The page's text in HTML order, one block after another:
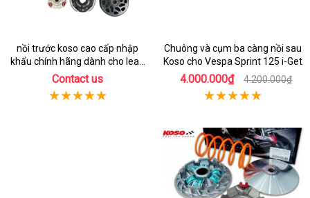
nồi trước koso cao cấp nhập
khẩu chính hãng dành cho lead
125
Contact us
Chuông và cụm ba càng nồi sau
Koso cho Vespa Sprint 125 i-Get
4.000.000₫ 4.200.000₫